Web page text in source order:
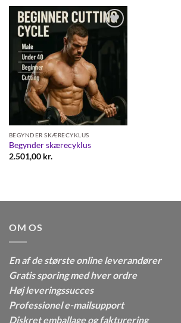
BEGYNDER SKÆRECYKLUS
Begynder skærecyklus
2.501,00 kr.
OM OS
En af de største online leverandører
Gratis sporing med hver ordre
Høj leveringssucces
Professionel e-mailsupport
Diskret emballage og fakturering